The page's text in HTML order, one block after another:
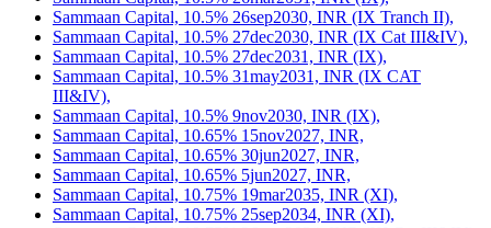
Sammaan Capital, 10.5% 26sep2030, INR (IX Tranch II),
Sammaan Capital, 10.5% 27dec2030, INR (IX Cat III&IV),
Sammaan Capital, 10.5% 27dec2031, INR (IX),
Sammaan Capital, 10.5% 31may2031, INR (IX CAT
III&IV),
Sammaan Capital, 10.5% 9nov2030, INR (IX),
Sammaan Capital, 10.65% 15nov2027, INR,
Sammaan Capital, 10.65% 30jun2027, INR,
Sammaan Capital, 10.65% 5jun2027, INR,
Sammaan Capital, 10.75% 19mar2035, INR (XI),
Sammaan Capital, 10.75% 25sep2034, INR (XI),